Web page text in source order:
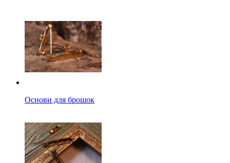
Основи для брошок